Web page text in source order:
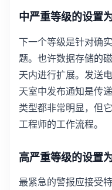
中严重等级的设置
下一个等级是针对确
题。也许数据存储的
天内进行扩展。发送
天室中发布通知是传
类型都非常明显，但
工程师的工作流程。
高严重等级的设置
最紧急的警报应接受